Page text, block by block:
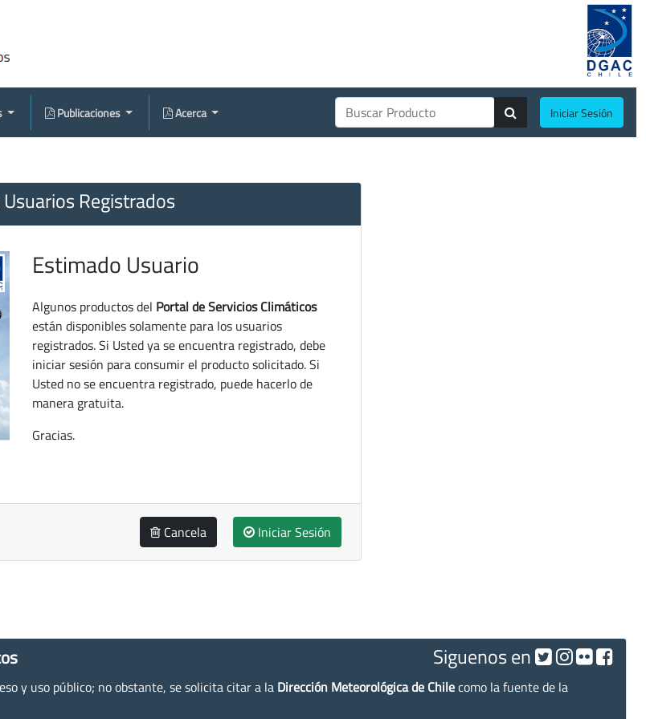
Publicaciones Acerca Iniciar Sesión
Registrados
Estimado Usuario
Algunos productos del Portal de Servicios Climáticos
están disponibles solamente para los usuarios
registrados. Si Usted ya se encuentra registrado, debe
iniciar sesión para consumir el producto solicitado. Si
Usted no se encuentra registrado, puede hacerlo de
manera gratuita.
Gracias.
Cancela Iniciar Sesión
Siguenos en
y uso público; no obstante, se solicita citar a la Dirección Meteorológica de Chilecomo la fuente de la